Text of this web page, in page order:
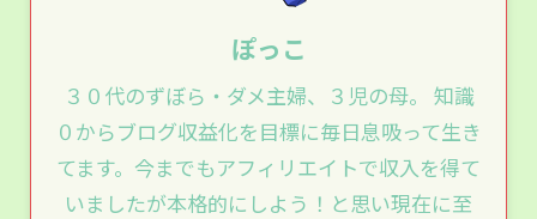
ぽっこ
３０代のずぼら・ダメ主婦、３児の母。 知識
０からブログ収益化を目標に毎日息吸って生き
てます。今までもアフィリエイトで収入を得て
いましたが本格的にしよう！と思い現在に至